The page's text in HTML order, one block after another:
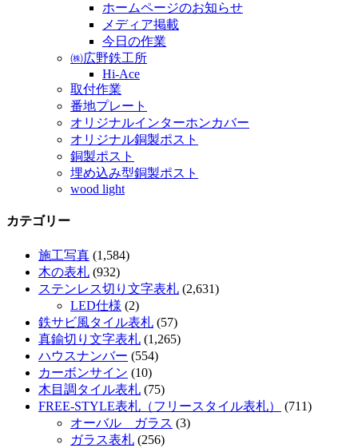
ホームページのお知らせ
メディア掲載
今日の作業
㈱広野鉄工所
Hi-Ace
取付作業
番地プレート
オリジナルインターホンカバー
オリジナル銅製ポスト
銅製ポスト
埋め込み型銅製ポスト
wood light
カテゴリー
施工写真 (1,584)
木の表札 (932)
ステンレス切り文字表札 (2,631)
LED仕様 (2)
鉄サビ風タイル表札 (57)
真鍮切り文字表札 (1,265)
ハウスナンバー (554)
カーボンサイン (10)
木目調タイル表札 (75)
FREE-STYLE表札（フリースタイル表札）
(711)
オーバル ガラス (3)
ガラス表札 (256)